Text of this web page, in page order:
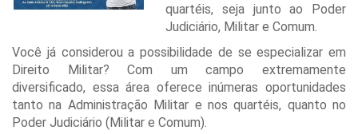
quartéis, seja junto ao Poder
Judiciário, Militar e Comum.
Você já considerou a possibilidade de se especializar em
Direito Militar? Com um campo extremamente
diversificado, essa área oferece inúmeras oportunidades
tanto na Administração Militar e nos quartéis, quanto no
Poder Judiciário (Militar e Comum).